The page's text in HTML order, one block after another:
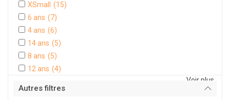
XSmall
(15)
6 ans (7)
4 ans (6)
14 ans (5)
8 ans (5)
12 ans (4)
Voir plus
Autres filtres